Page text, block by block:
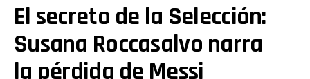
El secreto de la Selección:
Susana Roccasalvo narra
la pérdida de Messi